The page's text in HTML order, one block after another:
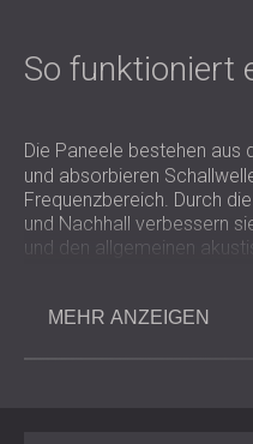
So funktioniert
Die Paneele bestehen aus
und absorbieren
Frequenzbereich. Durch
und Nachhall verbessern
und den allgemeinen
Schallabsorption als auch
Flexibilität des Materials
Wänden oder Decken
MEHR ANZEIGEN